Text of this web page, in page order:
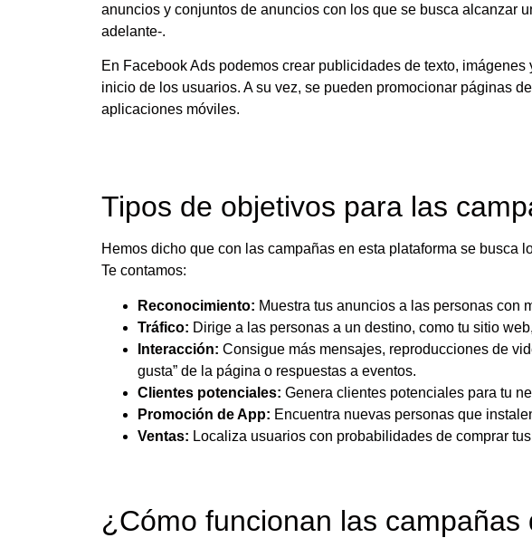
anuncios y conjuntos de anuncios con los que se busca alcanzar
adelante-.
En Facebook Ads podemos crear publicidades de texto,
inicio de los usuarios. A su vez, se pueden promocionar páginas
aplicaciones móviles.
Tipos de objetivos para las
Hemos dicho que con las campañas en esta plataforma se busca
Te contamos:
Reconocimiento: Muestra tus anuncios a las personas con
Tráfico: Dirige a las personas a un destino, como tu sitio
Interacción: Consigue más mensajes, reproducciones de
gusta” de la página o respuestas a eventos.
Clientes potenciales: Genera clientes potenciales para tu
Promoción de App: Encuentra nuevas personas que
Ventas: Localiza usuarios con probabilidades de comprar
¿Cómo funcionan las campañas